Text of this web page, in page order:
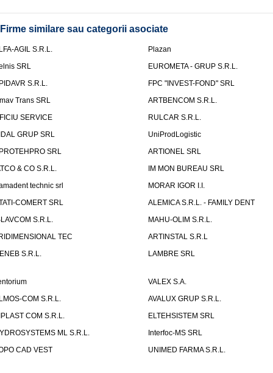
Firme similare sau categorii asociate
AGIL S.R.L.
Plazan
SRL
EUROMETA - GRUP S.R.L.
S.R.L.
FPC "INVEST-FOND" SRL
Trans SRL
ARTBENCOM S.R.L.
SERVICE
RULCAR S.R.L.
GRUP SRL
UniProdLogistic
SRL
ARTIONEL SRL
& CO S.R.L.
IM MON BUREAU SRL
technic srl
MORAR IGOR I.I.
COMERT SRL
ALEMICA S.R.L. - FAMILY DENT
S.R.L.
MAHU-OLIM S.R.L.
TEC
ARTINSTAL S.R.L
S.R.L.
LAMBRE SRL
VALEX S.A.
COM S.R.L.
AVALUX GRUP S.R.L.
COM S.R.L.
ELTEHSISTEM SRL
ML S.R.L.
Interfoc-MS SRL
CAD VEST
UNIMED FARMA S.R.L.